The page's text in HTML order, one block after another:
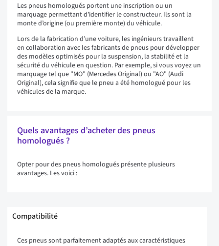
Les pneus homologués portent une inscription ou un
marquage permettant d’identifier le constructeur. Ils sont la
monte d’origine (ou première monte) du véhicule.
Lors de la fabrication d’une voiture, les ingénieurs travaillent
en collaboration avec les fabricants de pneus pour développer
des modèles optimisés pour la suspension, la stabilité et la
sécurité du véhicule en question. Par exemple, si vous voyez un
marquage tel que "MO" (Mercedes Original) ou "AO" (Audi
Original), cela signifie que le pneu a été homologué pour les
véhicules de la marque.
Quels avantages d’acheter des pneus
homologués ?
Opter pour des pneus homologués présente plusieurs
avantages. Les voici :
Compatibilité
Ces pneus sont parfaitement adaptés aux caractéristiques